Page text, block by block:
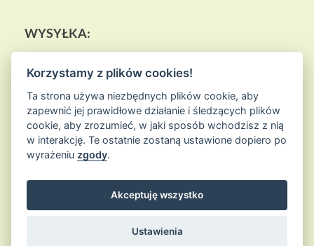
WYSYŁKA:
© 2026Sklep Ziołowa Wyspais proudly powered by
Entries (RSS) and Comments (RSS)
Korzystamy z plików cookies!
Ta strona używa niezbędnych plików cookie, aby
zapewnić jej prawidłowe działanie i śledzących plików
cookie, aby zrozumieć, w jaki sposób wchodzisz z nią
w interakcję. Te ostatnie zostaną ustawione dopiero po
wyrażeniu zgody.
Akceptuję wszystko
Ustawienia